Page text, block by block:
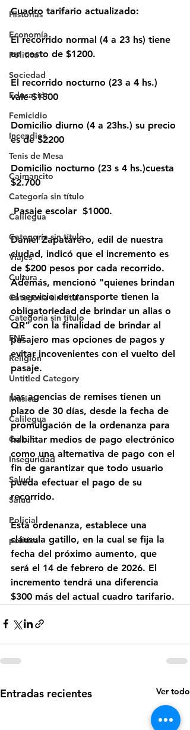
Historias
Economía
Politica
Sociedad
Educación
Femicidio
Incendios
Tenis de Mesa
Caimancito
Categoría sin título
Calilegua
Categoría sin título
Viajes
Cultura
Categoría sin título
Categoría sin título
FNE
Religión
Untitled Category
Música
Calilegua
Cultura
Inseguridad
Salud
Salud
Policial
politica
Cuadro tarifario actualizado:
El recorrido normal (4 a 23 hs) tiene
un costo de $1200.
El recorrido nocturno (23 a 4 hs.)
vale $1500
Domicilio diurno (4 a 23hs.) su precio
es de $2200
Domicilio nocturno (23 s 4 hs.)cuesta
$2.700
Pasaje escolar  $1000.
Daniel Zapatarero, edil de nuestra
ciudad, indicó que el incremento es
de $200 pesos por cada recorrido.
Además, mencionó "quienes brindan
el servicio de transporte tienen la
obligatoriedad de brindar un alias o
QR" con la finalidad de brindar al
pasajero mas opciones de pagos y
evitar incovenientes con el vuelto del
pasaje.
Las agencias de remises tienen un
plazo de 30 días, desde la fecha de
promulgación de la ordenanza para
habilitar medios de pago electrónico
como una alternativa de pago con el
fin de garantizar que todo usuario
pueda efectuar el pago de su
recorrido.
Esta ordenanza, establece una
cláusula gatillo, en la cual se fija la
fecha del próximo aumento, que
será el 14 de febrero de 2026. El
incremento tendrá una diferencia
$300 más del actual cuadro tarifario.
Entradas recientes Ver todo